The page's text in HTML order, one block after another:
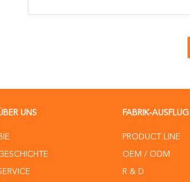
UNS FABRIK-AUSFLUG
PRODUCT LINE
OEM / ODM
R & D